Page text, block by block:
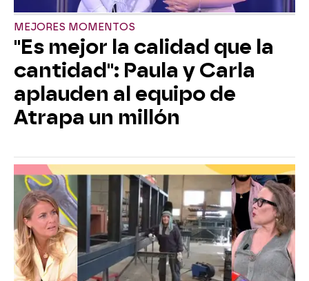
MEJORES MOMENTOS
"Es mejor la calidad que la
cantidad": Paula y Carla
aplauden al equipo de
Atrapa un millón